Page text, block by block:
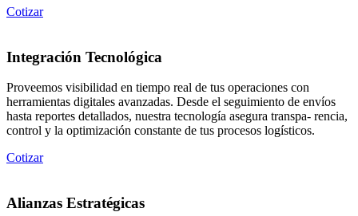
Cotizar
Integración Tecnológica
Proveemos visibilidad en tiempo real de tus operaciones con
herramientas digitales avanzadas. Desde el seguimiento de envíos
hasta reportes detallados, nuestra tecnología asegura transpa- rencia,
control y la optimización constante de tus procesos logísticos.
Cotizar
Alianzas Estratégicas